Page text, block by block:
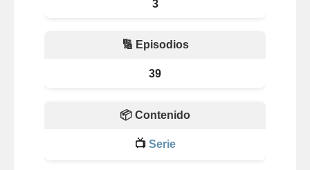
3
🔢 Episodios
39
📦 Contenido
📺 Serie